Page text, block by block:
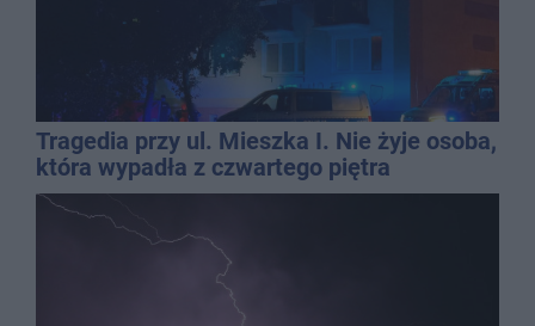
Tragedia przy ul. Mieszka I. Nie żyje osoba,
która wypadła z czwartego piętra